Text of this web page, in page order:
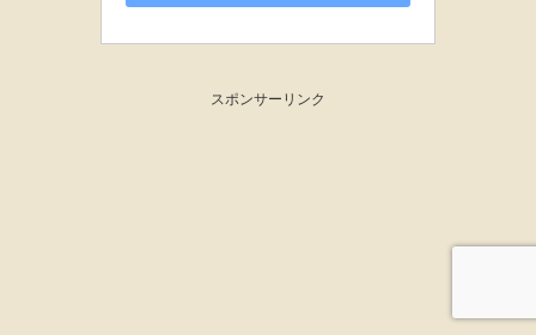
スポンサーリンク